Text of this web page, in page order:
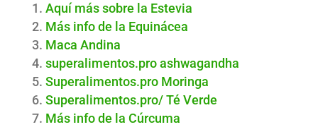
Aquí más sobre la Estevia
Más info de la Equinácea
Maca Andina
superalimentos.pro ashwagandha
Superalimentos.pro Moringa
Superalimentos.pro/ Té Verde
Más info de la Cúrcuma